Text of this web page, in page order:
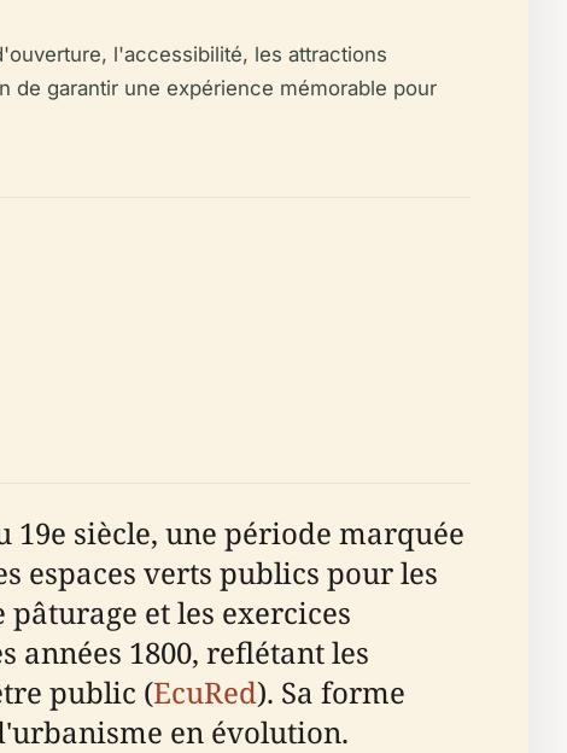
l'accessibilité, les attractions
de garantir une expérience mémorable pour
19e siècle, une période marquée
espaces verts publics pour les
et les exercices
1800, reflétant les
public (EcuRed). Sa forme
en évolution.